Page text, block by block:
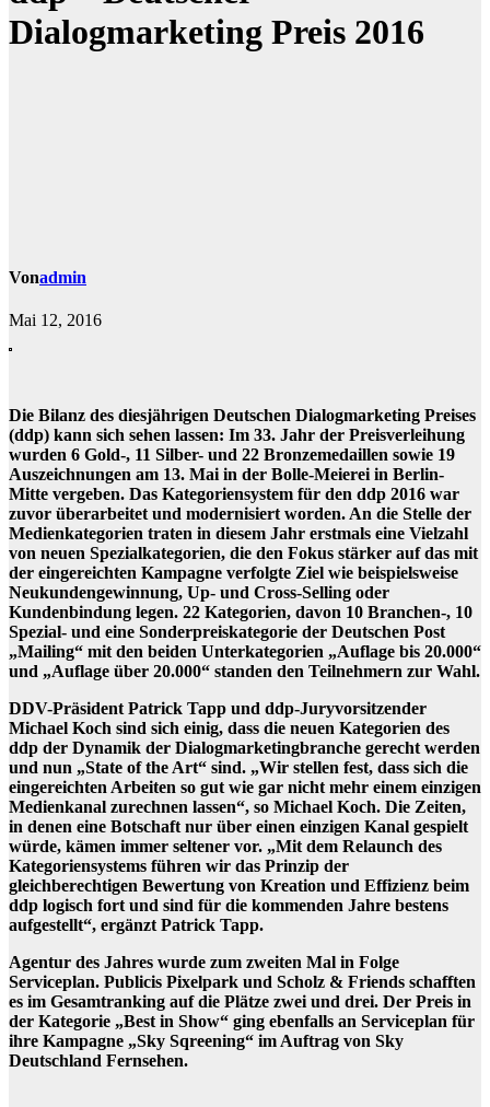
Dialogmarketing Preis 2016
Vonadmin
Mai 12, 2016
Die Bilanz des diesjährigen Deutschen Dialogmarketing Preises
(ddp) kann sich sehen lassen: Im 33. Jahr der Preisverleihung
wurden 6 Gold-, 11 Silber- und 22 Bronzemedaillen sowie 19
Auszeichnungen am 13. Mai in der Bolle-Meierei in Berlin-
Mitte vergeben. Das Kategoriensystem für den ddp 2016 war
zuvor überarbeitet und modernisiert worden. An die Stelle der
Medienkategorien traten in diesem Jahr erstmals eine Vielzahl
von neuen Spezialkategorien, die den Fokus stärker auf das mit
der eingereichten Kampagne verfolgte Ziel wie beispielsweise
Neukundengewinnung, Up- und Cross-Selling oder
Kundenbindung legen. 22 Kategorien, davon 10 Branchen-, 10
Spezial- und eine Sonderpreiskategorie der Deutschen Post
„Mailing“ mit den beiden Unterkategorien „Auflage bis 20.000“
und „Auflage über 20.000“ standen den Teilnehmern zur Wahl.
DDV-Präsident Patrick Tapp und ddp-Juryvorsitzender
Michael Koch sind sich einig, dass die neuen Kategorien des
ddp der Dynamik der Dialogmarketingbranche gerecht werden
und nun „State of the Art“ sind. „Wir stellen fest, dass sich die
eingereichten Arbeiten so gut wie gar nicht mehr einem einzigen
Medienkanal zurechnen lassen“, so Michael Koch. Die Zeiten,
in denen eine Botschaft nur über einen einzigen Kanal gespielt
würde, kämen immer seltener vor. „Mit dem Relaunch des
Kategoriensystems führen wir das Prinzip der
gleichberechtigen Bewertung von Kreation und Effizienz beim
ddp logisch fort und sind für die kommenden Jahre bestens
aufgestellt“, ergänzt Patrick Tapp.
Agentur des Jahres wurde zum zweiten Mal in Folge
Serviceplan. Publicis Pixelpark und Scholz & Friends schafften
es im Gesamtranking auf die Plätze zwei und drei. Der Preis in
der Kategorie „Best in Show“ ging ebenfalls an Serviceplan für
ihre Kampagne „Sky Sqreening“ im Auftrag von Sky
Deutschland Fernsehen.